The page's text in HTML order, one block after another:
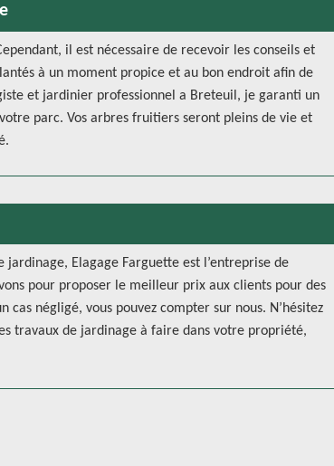
il est nécessaire de recevoir les conseils et
à un moment propice et au bon endroit afin de
et jardinier professionnel a Breteuil, je garanti un
parc. Vos arbres fruitiers seront pleins de vie et
Elagage Farguette est l’entreprise de
pour proposer le meilleur prix aux clients pour des
négligé, vous pouvez compter sur nous. N’hésitez
travaux de jardinage à faire dans votre propriété,